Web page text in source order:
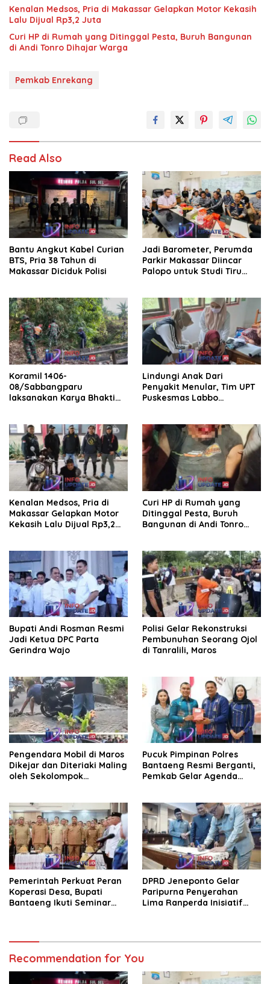
Kenalan Medsos, Pria di Makassar Gelapkan Motor Kekasih
Lalu Dijual Rp3,2 Juta
Curi HP di Rumah yang Ditinggal Pesta, Buruh Bangunan
di Andi Tonro Dihajar Warga
Pemkab Enrekang
Read Also
Bantu Angkut Kabel Curian
BTS, Pria 38 Tahun di
Makassar Diciduk Polisi
Jadi Barometer, Perumda
Parkir Makassar Diincar
Palopo untuk Studi Tiru
Koramil 1406-
08/Sabbangparu
laksanakan Karya Bhakti
Lindungi Anak Dari
Penyakit Menular, Tim UPT
Puskesmas Labbo
Kenalan Medsos, Pria di
Makassar Gelapkan Motor
Kekasih Lalu Dijual Rp3,2
Curi HP di Rumah yang
Ditinggal Pesta, Buruh
Bangunan di Andi Tonro
Bupati Andi Rosman Resmi
Jadi Ketua DPC Parta
Gerindra Wajo
Polisi Gelar Rekonstruksi
Pembunuhan Seorang Ojol
di Tanralili, Maros
Pengendara Mobil di Maros
Dikejar dan Diteriaki Maling
oleh Sekolompok
Pucuk Pimpinan Polres
Bantaeng Resmi Berganti,
Pemkab Gelar Agenda
Pemerintah Perkuat Peran
Koperasi Desa, Bupati
Bantaeng Ikuti Seminar
DPRD Jeneponto Gelar
Paripurna Penyerahan
Lima Ranperda Inisiatif
Recommendation for You